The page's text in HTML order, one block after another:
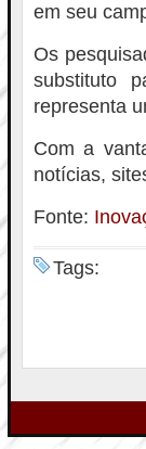
em seu
Os
substituto
representa
Com a
notícias,
Fonte:
Tags: